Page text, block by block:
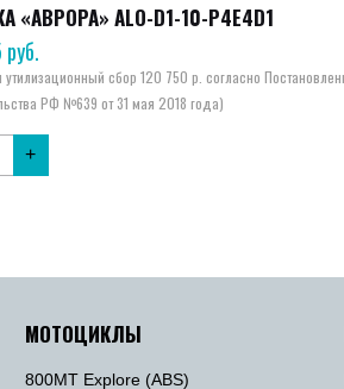
«АВРОРА» ALO-D1-10-P4E4D1
руб.
+
МОТОЦИКЛЫ
800MT Explore (ABS)